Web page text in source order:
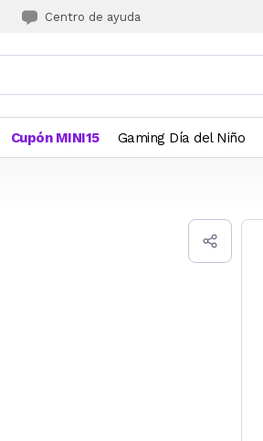
Centro de ayuda
Cupón MINI15 Gaming Día del Niño